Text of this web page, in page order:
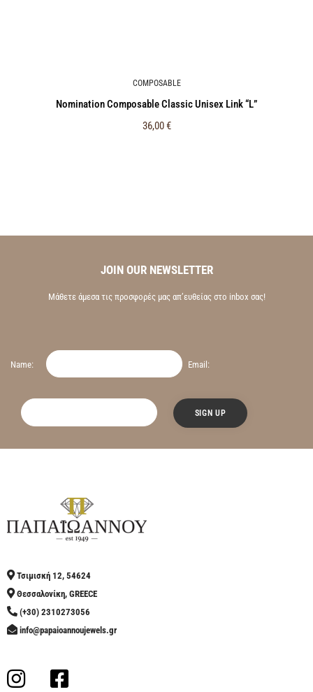
COMPOSABLE
Nomination Composable Classic Unisex Link “L”
36,00€
JOIN OUR NEWSLETTER
Μάθετε άμεσα τις προσφορές μας απ’ευθείας στο inbox σας!
Name: Email:
Τσιμισκή 12, 54624
Θεσσαλονίκη, GREECE
(+30) 2310273056
info@papaioannoujewels.gr